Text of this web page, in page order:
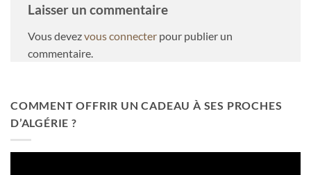
Laisser un commentaire
Vous devezvous connecter pour publier un
commentaire.
COMMENT OFFRIR UN CADEAU À SES PROCHES
D’ALGÉRIE ?